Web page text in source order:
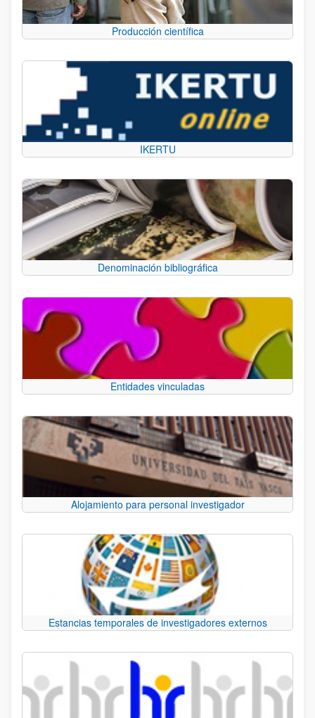
Producción científica
IKERTU
Denominación bibliográfica
Entidades vinculadas
Alojamiento para personal investigador
Estancias temporales de investigadores externos